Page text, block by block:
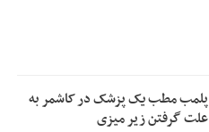
پلمب مطب یک پزشک در کاشمر به
علت گرفتن زیر میزی